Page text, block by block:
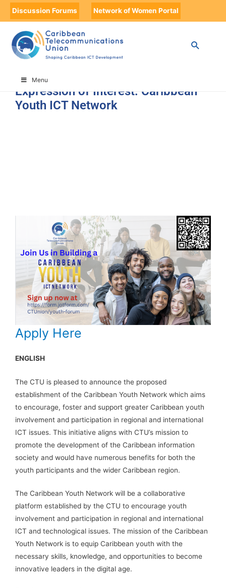
Discussion Forums Network of Women Portal
Menu
HOME
EXPRESSION OF INTEREST: CARIBBEAN YOUTH ICT NETWORK
Expression of Interest: Caribbean
Youth ICT Network
Apply Here
ENGLISH
The CTU is pleased to announce the proposed
establishment of the Caribbean Youth Network which aims
to encourage, foster and support greater Caribbean youth
involvement and participation in regional and international
ICT issues. This initiative aligns with CTU’s mission to
promote the development of the Caribbean information
society and would have numerous benefits for both the
youth participants and the wider Caribbean region.
The Caribbean Youth Network will be a collaborative
platform established by the CTU to encourage youth
involvement and participation in regional and international
ICT and technological issues. The mission of the Caribbean
Youth Network is to equip Caribbean youth with the
necessary skills, knowledge, and opportunities to become
innovative leaders in the digital age.